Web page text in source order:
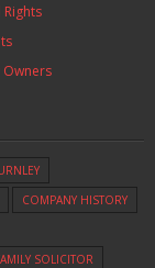
COMPANY HISTORY
SOLICITOR